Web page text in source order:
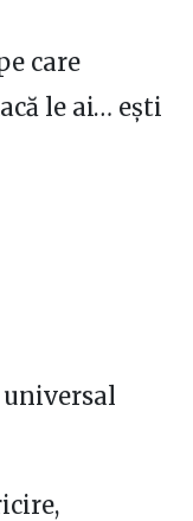
care
le ai… ești
universal